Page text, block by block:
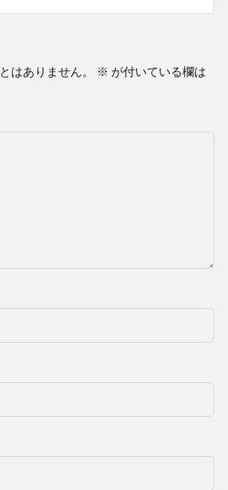
はありません。 ※ が付いている欄は